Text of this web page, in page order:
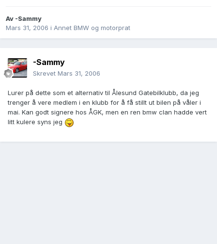
Av -Sammy
Mars 31, 2006 i Annet BMW og motorprat
-Sammy
Skrevet Mars 31, 2006
Lurer på dette som et alternativ til Ålesund Gatebilklubb, da jeg
trenger å vere medlem i en klubb for å få stillt ut bilen på våler i
mai. Kan godt signere hos ÅGK, men en ren bmw clan hadde vert
litt kulere syns jeg